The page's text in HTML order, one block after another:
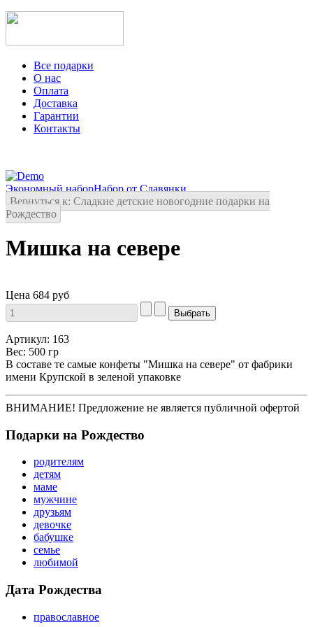
Все подарки
О нас
Оплата
Доставка
Гарантии
Контакты
Экономный наборНабор от Славянки
Вернуться к: Сладкие детские новогодние подарки на
Рождество
Мишка на севере
Цена 684 руб
Артикул: 163
Вес: 500 гр
В составе те самые конфеты "Мишка на севере" от фабрики
имени Крупской в зеленой упаковке
ВНИМАНИЕ! Предложение не является публичной офертой
Подарки на Рождество
родителям
детям
маме
мужчине
друзьям
девочке
бабушке
семье
любимой
Дата Рождества
православное